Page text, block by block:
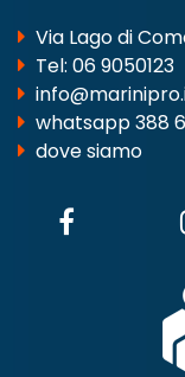
Via Lago di
Tel: 06 9050123
whatsapp 388
dove siamo